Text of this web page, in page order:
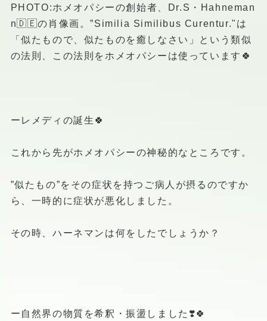
PHOTO:ホメオパシーの創始者、Dr.S・Hahneman
n🇩🇪の肖像画。”Similia Similibus Curentur."は
「似たもので、似たものを癒しなさい」という類似
の法則、この法則をホメオパシーは使っています🍀
ーレメディの誕生🍀
これから先がホメオパシーの神秘的なところです。
”似たもの”をその症状を持つご病人が摂るのですか
ら、一時的に症状が悪化しました。
その時、ハーネマンは何をしたでしょうか？
ー自然界の物質を希釈・振盪しました❣️🍀